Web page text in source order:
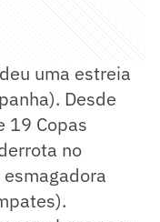
uma estreia
Desde
19 Copas
no